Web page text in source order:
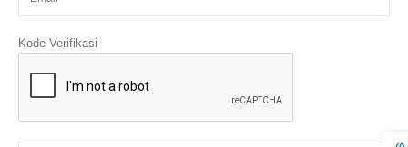
Kode Verifikasi